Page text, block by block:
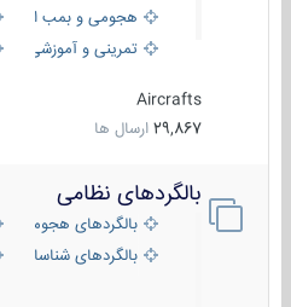
هجومی و بمب افکن
تمرینی و آموزشی
Aircrafts
29,867 ارسال ها
بالگردهای نظامی
بالگردهای هجومی
بالگردهای شناسایی